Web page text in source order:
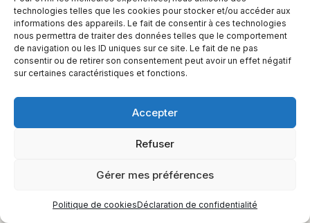
technologies telles que les cookies pour stocker et/ou accéder aux
informations des appareils. Le fait de consentir à ces technologies
nous permettra de traiter des données telles que le comportement
de navigation ou les ID uniques sur ce site. Le fait de ne pas
consentir ou de retirer son consentement peut avoir un effet négatif
sur certaines caractéristiques et fonctions.
Accepter
Refuser
Gérer mes préférences
Politique de cookiesDéclaration de confidentialité
H1Y 2J9 Canada